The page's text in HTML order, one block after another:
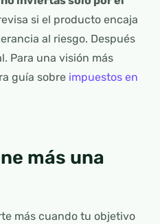
si el producto encaja
al riesgo. Después
Para una visión más
guía sobre impuestos en
más una
más cuando tu objetivo